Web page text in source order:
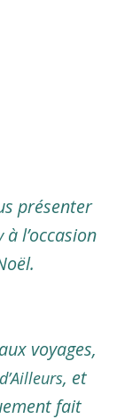
présenter
à l’occasion
voyages,
, et
fait